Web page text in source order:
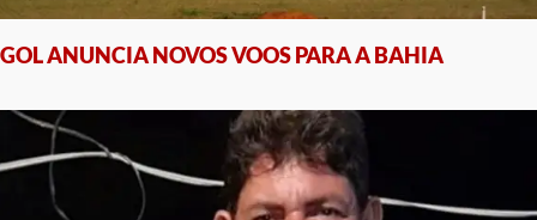
GOL ANUNCIA NOVOS VOOS PARA A BAHIA